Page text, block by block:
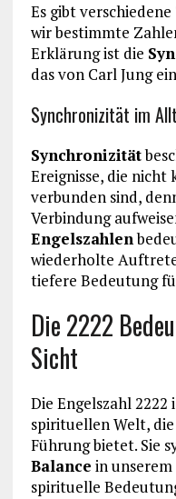
Es gibt
wir bestimmte
Erklärung ist die
das von Carl Jung
Synchronizität im
Synchronizität
Ereignisse, die nicht
verbunden sind,
Verbindung
Engelszahlen
wiederholte
tiefere Bedeutung
Die 2222
Sicht
Die Engelszahl 2222
spirituellen Welt,
Führung bietet. Sie
Balance in
spirituelle